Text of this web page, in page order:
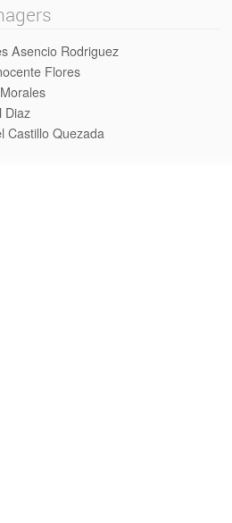
Asencio Rodriguez
Flores
Diaz
Castillo Quezada